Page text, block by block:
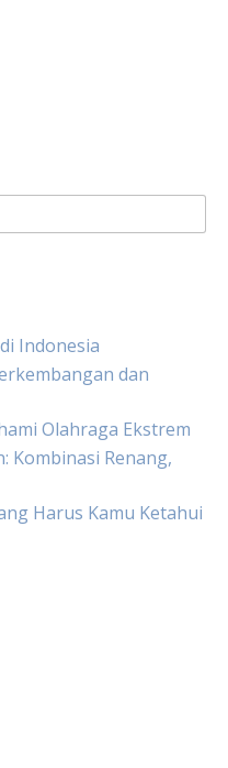
Indonesia
dan
Olahraga Ekstrem
Kombinasi Renang,
Harus Kamu Ketahui